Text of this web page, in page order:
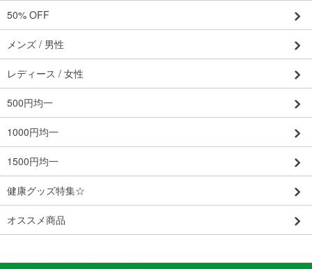
50% OFF
メンズ / 男性
レディース / 女性
500円均一
1000円均一
1500円均一
健康グッズ特集☆
オススメ商品